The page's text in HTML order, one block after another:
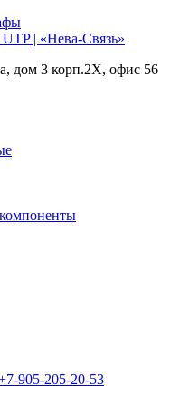
дом 3 корп.2X, офис 56
905-205-20-53